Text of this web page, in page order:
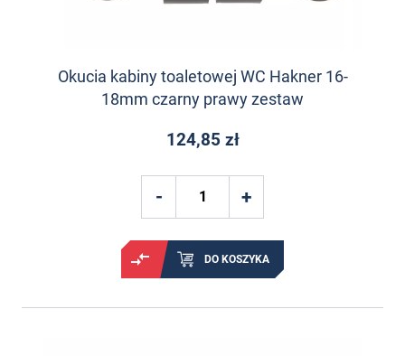
Okucia kabiny toaletowej WC Hakner 16-
18mm czarny prawy zestaw
124,85 zł
DO KOSZYKA